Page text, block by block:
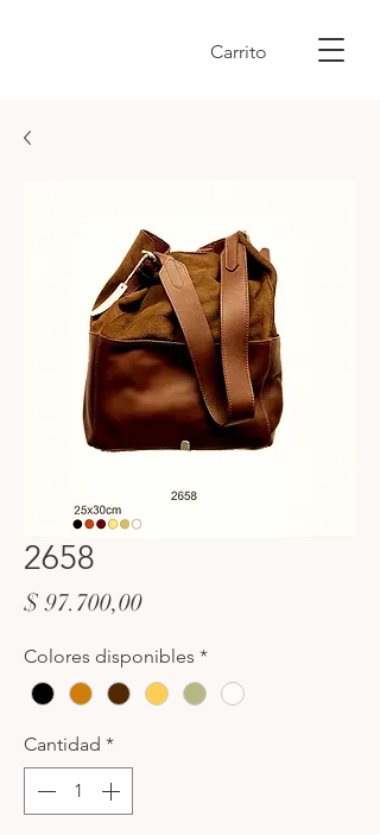
Carrito
2658
$ 97.700,00Precio
Colores disponibles *
Cantidad *